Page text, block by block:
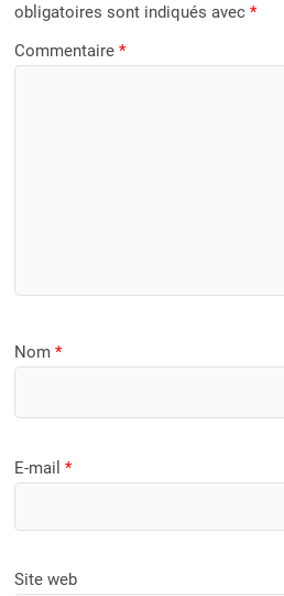
obligatoires sont indiqués avec*
Commentaire*
Nom*
E-mail*
Site web